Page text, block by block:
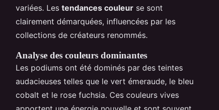
variées. Les tendances couleur se sont
clairement démarquées, influencées par les
collections de créateurs renommés.
Analyse des couleurs dominantes
Les podiums ont été dominés par des teintes
audacieuses telles que le vert émeraude, le bleu
cobalt et le rose fuchsia. Ces couleurs vives